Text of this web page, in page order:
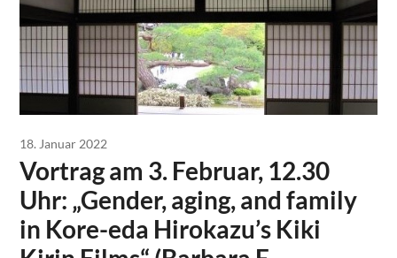
18. Januar 2022
Vortrag am 3. Februar, 12.30
Uhr: „Gender, aging, and family
in Kore-eda Hirokazu’s Kiki